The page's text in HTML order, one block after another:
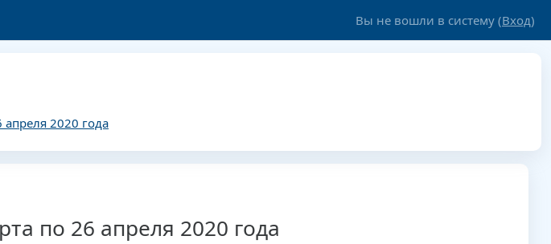
Вы не вошли в систему (Вход)
2020 года
по 26 апреля 2020 года